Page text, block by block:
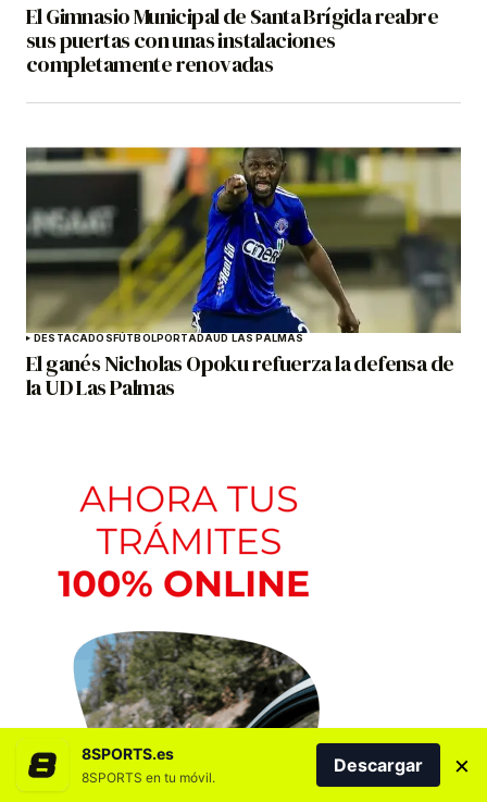
El Gimnasio Municipal de Santa Brígida reabre
sus puertas con unas instalaciones
completamente renovadas
DESTACADOS FÚTBOLPORTADAUD LAS PALMAS
El ganés Nicholas Opoku refuerza la defensa de
la UD Las Palmas
8SPORTS.es
8SPORTS en tu móvil.
Descargar ×